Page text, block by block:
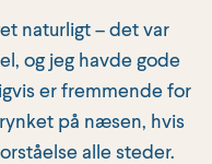
naturligt – det var
og jeg havde gode
er fremmende for
på næsen, hvis
alle steder.